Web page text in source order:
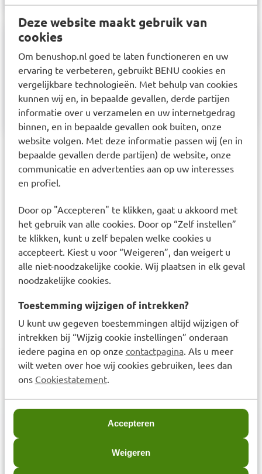
Deze website maakt gebruik van
cookies
Om benushop.nl goed te laten functioneren en uw
ervaring te verbeteren, gebruikt BENU cookies en
vergelijkbare technologieën. Met behulp van cookies
kunnen wij en, in bepaalde gevallen, derde partijen
informatie over u verzamelen en uw internetgedrag
binnen, en in bepaalde gevallen ook buiten, onze
website volgen. Met deze informatie passen wij (en in
bepaalde gevallen derde partijen) de website, onze
communicatie en advertenties aan op uw interesses
en profiel.
Door op "Accepteren" te klikken, gaat u akkoord met
het gebruik van alle cookies. Door op “Zelf instellen”
te klikken, kunt u zelf bepalen welke cookies u
accepteert. Kiest u voor “Weigeren”, dan weigert u
alle niet-noodzakelijke cookie. Wij plaatsen in elk geval
noodzakelijke cookies.
Toestemming wijzigen of intrekken?
U kunt uw gegeven toestemmingen altijd wijzigen of
intrekken bij “Wijzig cookie instellingen” onderaan
iedere pagina en op onze contactpagina. Als u meer
wilt weten over hoe wij cookies gebruiken, lees dan
ons Cookiestatement.
Accepteren
Weigeren
Zoetstof: mannitol, maïszetmeel, vitamine D,
antiklontermiddel: magnesiumzouten van
vetzuren, aroma's, voedingszuur: citroenzuur.
Laatst bekeken items
Davitamon D 50+
Smelttabletten 130 stuks
€18,99
3,6miljoen klanten